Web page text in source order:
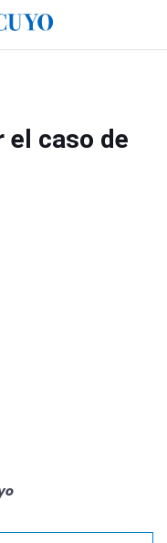
el caso de